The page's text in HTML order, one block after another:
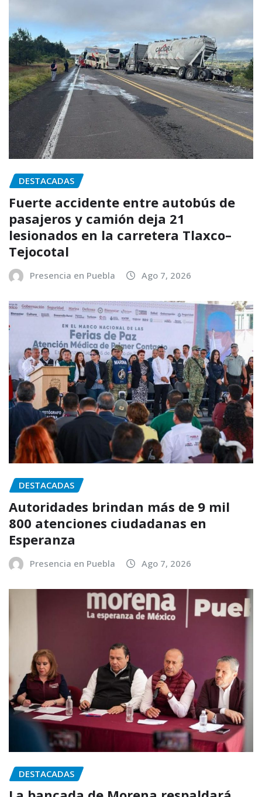
DESTACADAS
Fuerte accidente entre autobús de
pasajeros y camión deja 21
lesionados en la carretera Tlaxco–
Tejocotal
Presencia en Puebla Ago 7, 2026
DESTACADAS
Autoridades brindan más de 9 mil
800 atenciones ciudadanas en
Esperanza
Presencia en Puebla Ago 7, 2026
DESTACADAS